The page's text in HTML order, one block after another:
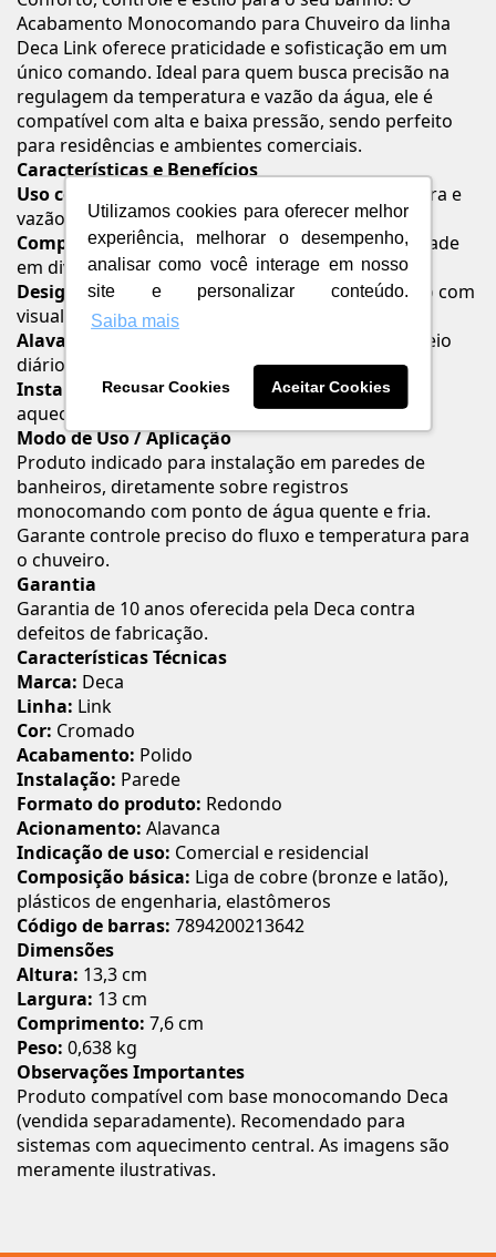
Utilizamos cookies para oferecer melhor
experiência, melhorar o desempenho,
analisar como você interage em nosso
site e personalizar conteúdo.
Saiba mais
Recusar Cookies Aceitar Cookies
Acabamento Monocomando para Chuveiro da linha
Deca Link oferece praticidade e sofisticação em um
único comando. Ideal para quem busca precisão na
regulagem da temperatura e vazão da água, ele é
compatível com alta e baixa pressão, sendo perfeito
para residências e ambientes comerciais.
Características e Benefícios
Uso com um único comando:
Regula temperatura e
vazão com facilidade.
Compatível com alta e baixa pressão:Versatilidade
em diversos sistemas hidráulicos.
Design moderno e polido:Acabamento cromado com
visual elegante.
Alavanca ergonômica:
Mais conforto no manuseio
diário.
Instalação na parede:Ideal para banheiros com
aquecimento central ou gás.
Modo de Uso / Aplicação
Produto indicado para instalação em paredes de
banheiros, diretamente sobre registros
monocomando com ponto de água quente e fria.
Garante controle preciso do fluxo e temperatura para
o chuveiro.
Garantia
Garantia de 10 anos oferecida pela Deca contra
defeitos de fabricação.
Características Técnicas
Marca: Deca
Linha: Link
Cor: Cromado
Acabamento: Polido
Instalação: Parede
Formato do produto: Redondo
Acionamento: Alavanca
Indicação de uso: Comercial e residencial
Composição básica: Liga de cobre (bronze e latão),
plásticos de engenharia, elastômeros
Código de barras: 7894200213642
Dimensões
Altura: 13,3 cm
Largura: 13 cm
Comprimento: 7,6 cm
Peso: 0,638 kg
Observações Importantes
Produto compatível com base monocomando Deca
(vendida separadamente). Recomendado para
sistemas com aquecimento central. As imagens são
meramente ilustrativas.